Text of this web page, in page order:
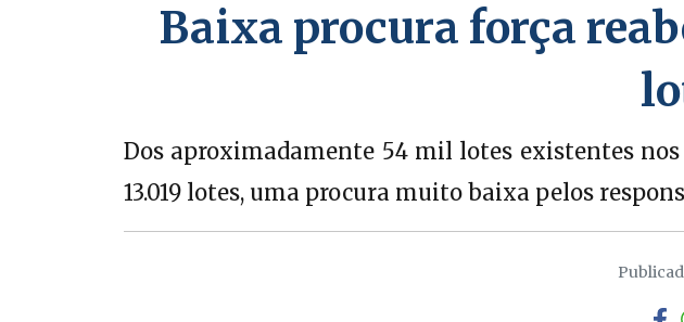
Baixa procura força
Dos aproximadamente 54 mil lotes existentes nos
13.019 lotes, uma procura muito baixa pelos